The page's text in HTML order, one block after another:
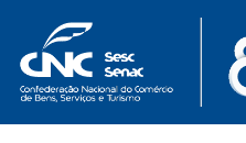
conteúdo